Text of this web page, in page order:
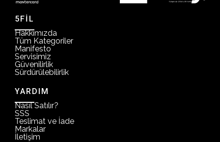
5FİL
Hakkımızda
Tüm Kategoriler
Manifesto
Servisimiz
Güvenilirlik
Sürdürülebilirlik
YARDIM
Nasıl Satılır?
SSS
Teslimat ve İade
Markalar
İletişim